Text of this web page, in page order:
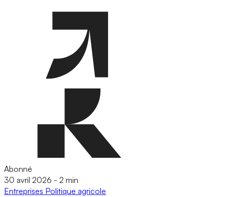
Abonné
30 avril 2026 - 2 min
Entreprises Politique agricole